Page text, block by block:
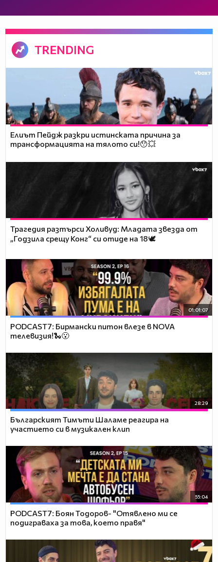
TRENDING
Елиът Пейдж разкри истинската причина за
трансформацията на тялото си!😯💥
Трагедия разтърси Холивуд: Младата звезда от
„Годзила срещу Конг“ си отиде на 18🕊️
01:01:07
PODCAST7: Бирмански питон влезе в NOVA
телевизия!🐍😮
28:29
Българският Тимъти Шаламе реагира на
участието си в музикален клип
55:04
PODCAST7: ‪Боян Тодоров- "Отявлено ми се
подиграваха за това, което правя"